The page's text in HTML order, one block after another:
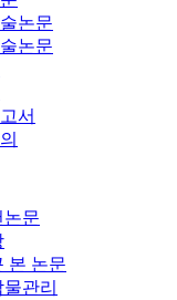
논문
논문
서
논문
본 논문
관리